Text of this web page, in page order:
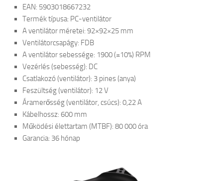
EAN: 5903018667232
Termék típusa: PC-ventilátor
A ventilátor méretei: 92×92×25 mm
Ventilátorcsapágy: FDB
A ventilátor sebessége: 1900 (±10%) RPM
Vezérlés (sebesség): DC
Csatlakozó (ventilátor): 3 pines (anya)
Feszültség (ventilátor): 12 V
Áramerősség (ventilátor, csúcs): 0,22 A
Kábelhossz: 600 mm
Működési élettartam (MTBF): 80 000 óra
Garancia: 36 hónap